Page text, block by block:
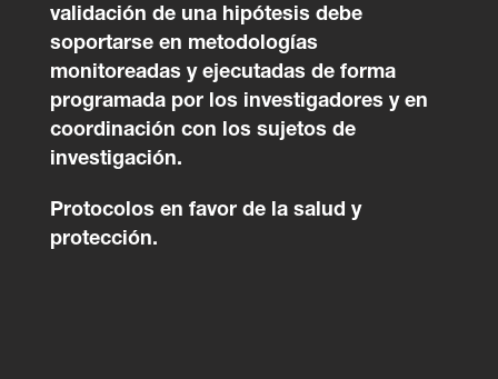
validación de una hipótesis debe
soportarse en metodologías
monitoreadas y ejecutadas de forma
programada por los investigadores y en
coordinación con los sujetos de
investigación.
Protocolos en favor de la salud y
protección.